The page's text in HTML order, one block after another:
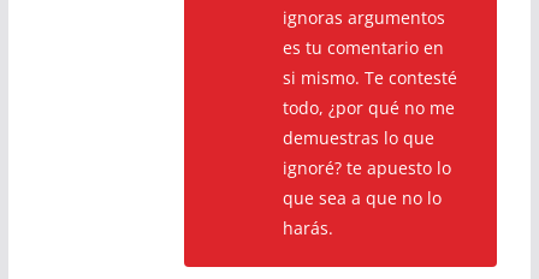
ignoras argumentos
es tu comentario en
si mismo. Te contesté
todo, ¿por qué no me
demuestras lo que
ignoré? te apuesto lo
que sea a que no lo
harás.